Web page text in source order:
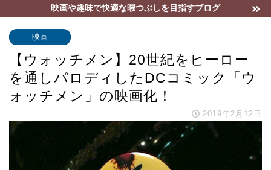
映画や趣味で快適な暇つぶしを目指すブログ
映画
【ウォッチメン】20世紀をヒーロー
を通しパロディしたDCコミック「ウ
ォッチメン」の映画化！
2019年2月12日